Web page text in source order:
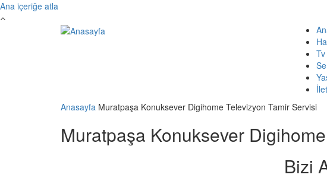
Ana içeriğe atla
Anasayfa Muratpaşa Konuksever Digihome Televizyon Tamir Servisi
Muratpaşa Konuksever
Bizi